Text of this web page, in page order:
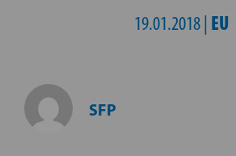
19.01.2018 | EU
SFP